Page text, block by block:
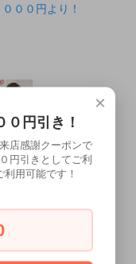
００円より！
ーラー服
ト 紺
×
０円引き！
店感謝クーポンで
円引きとしてご利
用可能です！